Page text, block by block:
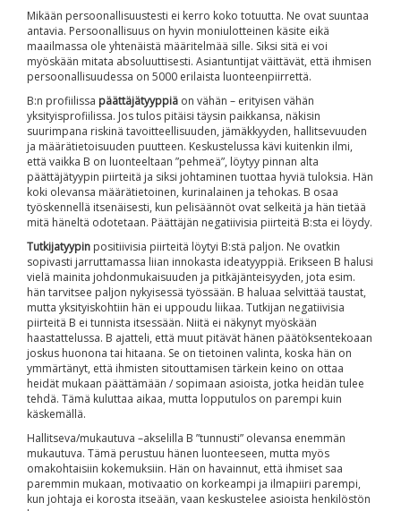
Mikään persoonallisuustesti ei kerro koko totuutta. Ne ovat suuntaa
antavia. Persoonallisuus on hyvin moniulotteinen käsite eikä
maailmassa ole yhtenäistä määritelmää sille. Siksi sitä ei voi
myöskään mitata absoluuttisesti. Asiantuntijat väittävät, että ihmisen
persoonallisuudessa on 5000 erilaista luonteenpiirrettä.
B:n profiilissa päättäjätyyppiä on vähän – erityisen vähän
yksityisprofiilissa. Jos tulos pitäisi täysin paikkansa, näkisin
suurimpana riskinä tavoitteellisuuden, jämäkkyyden, hallitsevuuden
ja määrätietoisuuden puutteen. Keskustelussa kävi kuitenkin ilmi,
että vaikka B on luonteeltaan ”pehmeä”, löytyy pinnan alta
päättäjätyypin piirteitä ja siksi johtaminen tuottaa hyviä tuloksia. Hän
koki olevansa määrätietoinen, kurinalainen ja tehokas. B osaa
työskennellä itsenäisesti, kun pelisäännöt ovat selkeitä ja hän tietää
mitä häneltä odotetaan. Päättäjän negatiivisia piirteitä B:sta ei löydy.
Tutkijatyypin positiivisia piirteitä löytyi B:stä paljon. Ne ovatkin
sopivasti jarruttamassa liian innokasta ideatyyppiä. Erikseen B halusi
vielä mainita johdonmukaisuuden ja pitkäjänteisyyden, jota esim.
hän tarvitsee paljon nykyisessä työssään. B haluaa selvittää taustat,
mutta yksityiskohtiin hän ei uppoudu liikaa. Tutkijan negatiivisia
piirteitä B ei tunnista itsessään. Niitä ei näkynyt myöskään
haastattelussa. B ajatteli, että muut pitävät hänen päätöksentekoaan
joskus huonona tai hitaana. Se on tietoinen valinta, koska hän on
ymmärtänyt, että ihmisten sitouttamisen tärkein keino on ottaa
heidät mukaan päättämään / sopimaan asioista, jotka heidän tulee
tehdä. Tämä kuluttaa aikaa, mutta lopputulos on parempi kuin
käskemällä.
Hallitseva/mukautuva –akselilla B ”tunnusti” olevansa enemmän
mukautuva. Tämä perustuu hänen luonteeseen, mutta myös
omakohtaisiin kokemuksiin. Hän on havainnut, että ihmiset saa
paremmin mukaan, motivaatio on korkeampi ja ilmapiiri parempi,
kun johtaja ei korosta itseään, vaan keskustelee asioista henkilöstön